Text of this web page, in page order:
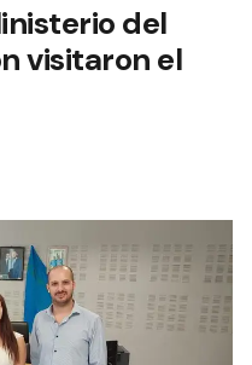
del
visitaron el